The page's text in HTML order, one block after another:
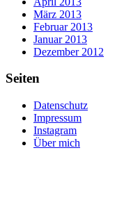
März 2013
Februar 2013
Januar 2013
Dezember 2012
Seiten
Datenschutz
Impressum
Instagram
Über mich